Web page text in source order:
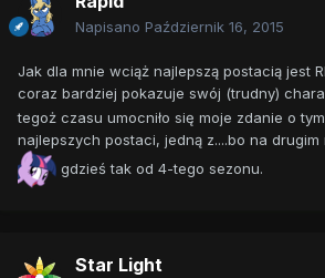
Napisano Październik 16, 2015
Jak dla mnie wciąż najlepszą postacią jest
coraz bardziej pokazuje swój (trudny)
tegoż czasu umocniło się moje zdanie o
najlepszych postaci, jedną z....bo na
gdzieś tak od 4-tego sezonu.
Star Light